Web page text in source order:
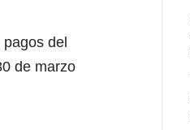
del
de marzo